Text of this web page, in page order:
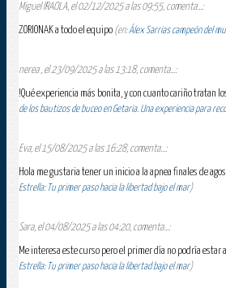
Miguel IRAOLA, el 02/12/2025 a las 09:55, comenta...:
ZORIONAK a todo el equipo (en:Álex Sarrias campeón del
nerea , el 23/09/2025 a las 13:18, comenta...:
!Qué experiencia más bonita, y con cuanto cariño tratan
de los bautizos de buceo en Getaria. Una experiencia para
Eva, el 15/08/2025 a las 16:28, comenta...:
Hola me gustaria tener un inicio a la apnea finales de
Estrella: Tu primer paso hacia la libertad bajo el mar)
Sara, el 04/08/2025 a las 04:20, comenta...:
Me interesa este curso pero el primer día no podría estar
Estrella: Tu primer paso hacia la libertad bajo el mar)